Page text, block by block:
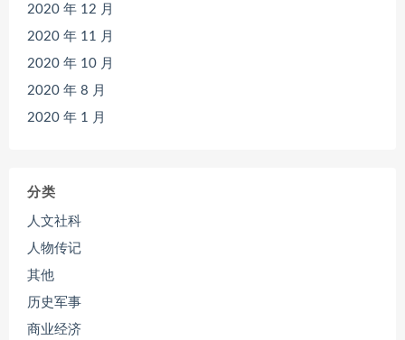
2020 年 12 月
2020 年 11 月
2020 年 10 月
2020 年 8 月
2020 年 1 月
分类
人文社科
人物传记
其他
历史军事
商业经济